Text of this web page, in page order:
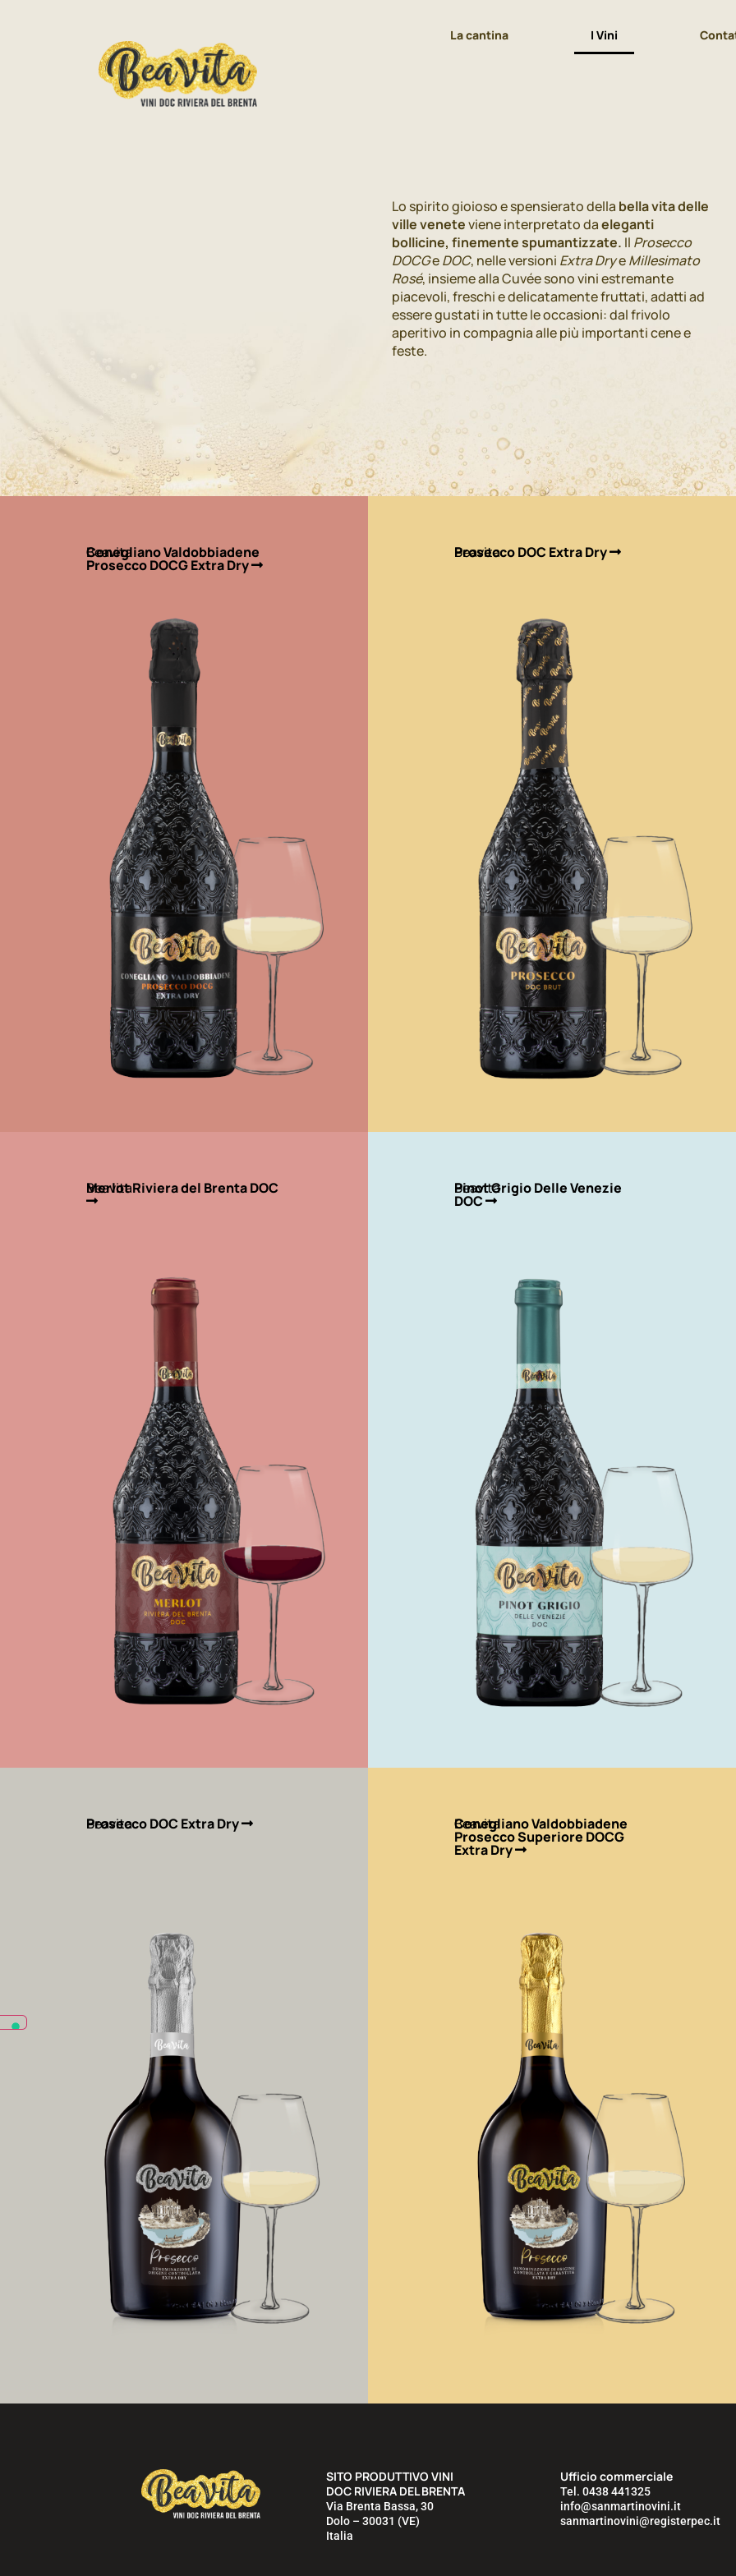
La cantina I Vini
Lo spirito gioioso e spensierato della bella vita delle
ville veneteviene interpretato daeleganti
bollicine, finemente spumantizzate. Il Prosecco
DOCGeDOC, nelle versioni Extra DryeMillesimato
Rosé, insieme alla Cuvée sono vini estremante
piacevoli, freschi e delicatamente fruttati, adatti ad
essere gustati in tutte le occasioni: dal frivolo
aperitivo in compagnia alle più importanti cene e
feste.
Beavita
Conegliano Valdobbiadene
Prosecco DOCG Extra Dry
Beavita
Prosecco DOC Extra Dry
Beavita
Merlot Riviera del Brenta DOC Beavita
Pinot Grigio Delle Venezie
DOC
Beavita
Prosecco DOC Extra Dry Beavita
Conegliano Valdobbiadene
Prosecco Superiore DOCG
Extra Dry
SITO PRODUTTIVO VINI
DOC RIVIERA DEL BRENTA
Via Brenta Bassa, 30
Dolo – 30031 (VE)
Italia
Ufficio commerciale
Tel. 0438 441325
info@sanmartinovini.it
sanmartinovini@registerpec.it